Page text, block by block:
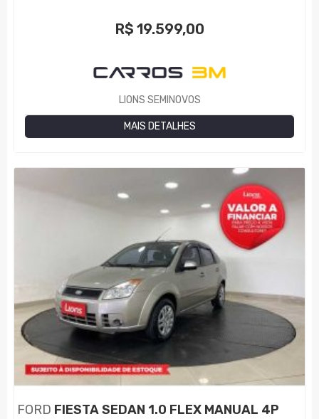
R$ 19.599,00
LIONS SEMINOVOS
MAIS DETALHES
FORD FIESTA SEDAN 1.0 FLEX MANUAL 4P